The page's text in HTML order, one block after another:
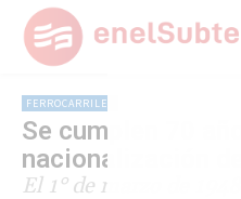
FERROCARRILES
Se cumplen 70
nacionalización
El 1° de marzo de